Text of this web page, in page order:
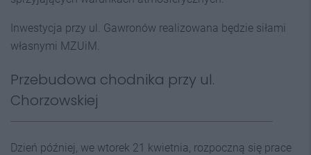
Inwestycja przy ul. Gawronów realizowana będzie siłami
własnymi MZUiM.
Przebudowa chodnika przy ul.
Chorzowskiej
Dzień później, we wtorek 21 kwietnia, rozpoczną się prace